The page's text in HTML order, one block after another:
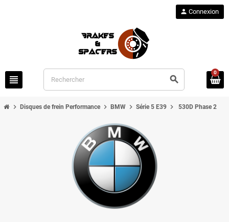
view_headline search
person Connexion
0
chevron_right Disques de frein Performance chevron_right BMW chevron_right Série 5 E39 chevron_right 530D Phase 2